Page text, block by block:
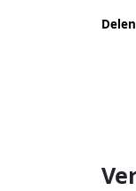
Delen